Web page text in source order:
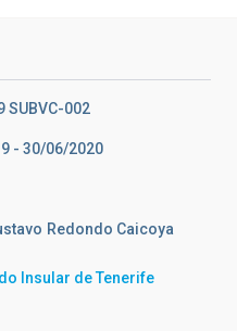
SUBVC-002
- 30/06/2020
Redondo Caicoya
Insular de Tenerife